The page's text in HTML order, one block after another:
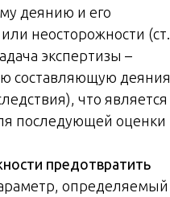
деянию и его
неосторожности (ст.
экспертизы –
составляющую деяния
что является
последующей оценки
предотвратить
определяемый